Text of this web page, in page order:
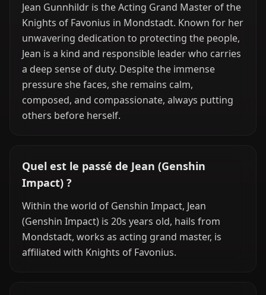
Jean Gunnhildr is the Acting Grand Master of the
Knights of Favonius in Mondstadt. Known for her
unwavering dedication to protecting the people,
Jean is a kind and responsible leader who carries
a deep sense of duty. Despite the immense
pressure she faces, she remains calm,
composed, and compassionate, always putting
others before herself.
Quel est le passé de Jean (Genshin
Impact) ?
Within the world of Genshin Impact, Jean
(Genshin Impact) is 20s years old, hails from
Mondstadt, works as acting grand master, is
affiliated with Knights of Favonius.